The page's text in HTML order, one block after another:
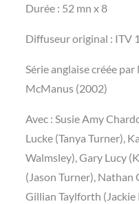
Durée : 52 mn x 8
Diffuseur original : ITV 1
Série anglaise créée
McManus (2002)
Avec : Susie Amy
Lucke (Tanya Turner),
Walmsley), Gary Lucy
(Jason Turner), Nathan
Gillian Taylforth (Jackie